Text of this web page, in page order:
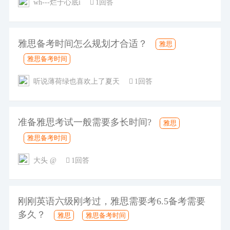
wh---烂于心底i 1回答
雅思备考时间怎么规划才合适？
雅思
雅思备考时间
听说薄荷绿也喜欢上了夏天 1回答
准备雅思考试一般需要多长时间?
雅思
雅思备考时间
大头 @ 1回答
刚刚英语六级刚考过，雅思需要考6.5备考需要
多久？
雅思 雅思备考时间